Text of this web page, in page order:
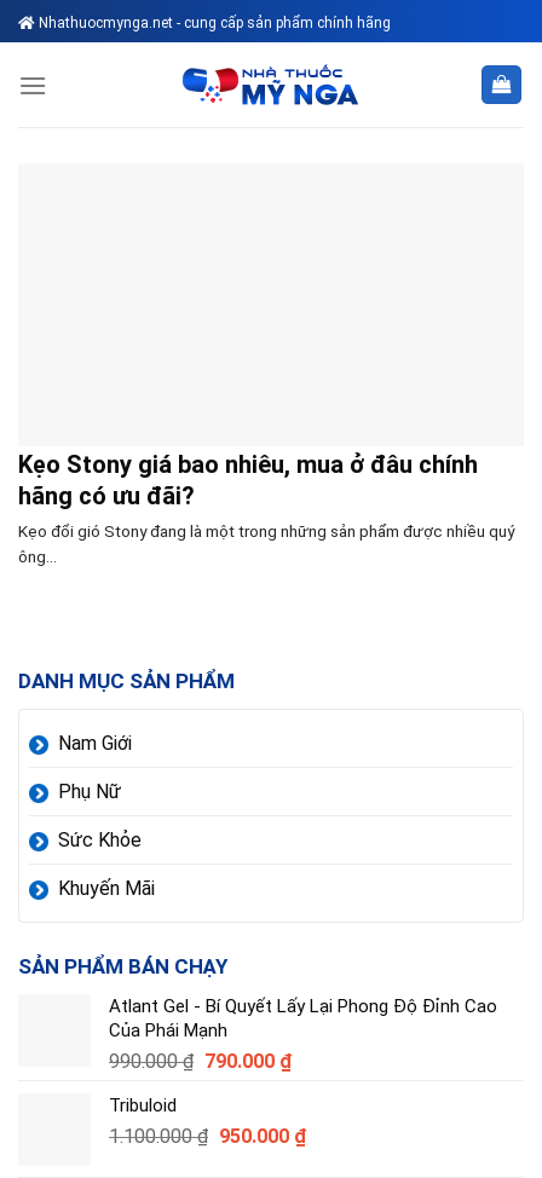
Skip
to
content
Nhathuocmynga.net - cung cấp sản phẩm chính hãng
DANH MỤC SẢN PHẨM
Nam Giới
Phụ Nữ
Sức Khỏe
Khuyến Mãi
SẢN PHẨM BÁN CHẠY
Atlant Gel - Bí Quyết Lấy Lại Phong Độ Đỉnh Cao
Của Phái Mạnh
990.000₫ Giá
990.000 ₫.
790.000 ₫Giá
là:
Tribuloid
1.100.000₫ Giá
950.000 ₫Giá
Kẹo Stony giá bao nhiêu, mua ở đâu chính
hãng có ưu đãi?
Kẹo đổi gió Stony đang là một trong những sản phẩm được nhiều quý
ông...